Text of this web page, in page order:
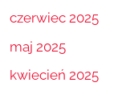
czerwiec 2025
maj 2025
kwiecień 2025